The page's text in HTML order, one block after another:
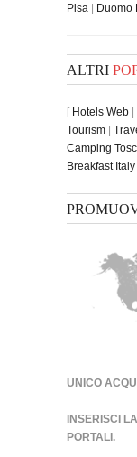
Pisa | Duomo
ALTRI
[ Hotels Web |
Tourism |
Camping
Breakfast Italy
UNICO
INSERISCI
PORTALI.